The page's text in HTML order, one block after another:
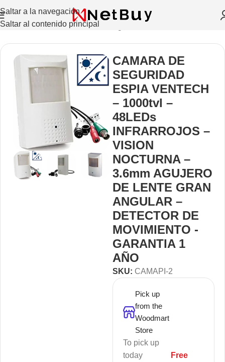
Saltar a la navegación
Saltar al contenido principal
Inicio/ Audio Y Video/Cámaras Digitales
CAMARA DE
SEGURIDAD
ESPIA VENTECH
– 1000tvl –
48LEDs
INFRARROJOS –
VISION
NOCTURNA –
3.6mm AGUJERO
DE LENTE GRAN
ANGULAR –
DETECTOR DE
MOVIMIENTO -
GARANTIA 1
AÑO
SKU: CAMAPI-2
Pick up
from the
Woodmart
Store
To pick up
today
Free